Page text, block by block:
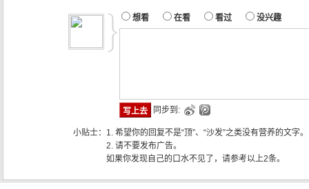
想看 在看 看过 没兴趣
同步到:
小贴士： 1. 希望你的回复不是“顶”、“沙发”之类没有营养的文字。
2. 请不要发布广告。
如果你发现自己的口水不见了，请参考以上2条。